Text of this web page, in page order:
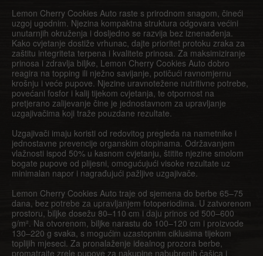
Lemon Cherry Cookies Auto raste s prirodnom snagom, čineći
uzgoj ugodnim. Njezina kompaktna struktura odgovara većini
unutarnjih okruženja i dosljedno se razvija bez iznenađenja.
Kako cvjetanje dostiže vrhunac, dajte prioritet protoku zraka za
zaštitu integriteta terpena i kvalitete prinosa. Za maksimiziranje
prinosa i zdravlja biljke, Lemon Cherry Cookies Auto dobro
reagira na topping ili nježno savijanje, potičući ravnomjernu
krošnju i veće pupove. Njezine uravnotežene nutritivne potrebe,
povećani fosfor i kalij tijekom cvjetanja, te otpornost na
pretjerano zalijevanje čine je jednostavnom za upravljanje
uzgajivačima koji traže pouzdane rezultate.
Uzgajivači imaju koristi od redovitog pregleda na nametnike i
jednostavne prevencije organskim otopinama. Održavanjem
vlažnosti ispod 50% u kasnom cvjetanju, štitite njezine smolom
bogate pupove od plijesni, omogućujući visoke rezultate uz
minimalan napor i nagrađujući pažljive uzgajivače.
Lemon Cherry Cookies Auto traje od sjemena do berbe 65–75
dana, bez potrebe za upravljanjem fotoperiodima. U zatvorenom
prostoru, biljke dosežu 80–110 cm i daju prinos od 500–600
g/m². Na otvorenom, biljke narastu do 100–120 cm i proizvode
130–220 g svaka, s mogućim uzastopnim ciklusima tijekom
toplijih mjeseci. Za pronalaženje idealnog prozora berbe,
promatrajte zrele pupove za nakupine nabubrenih čašica i